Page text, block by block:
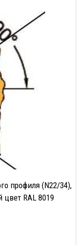
профиля (N22/34),
RAL 8019